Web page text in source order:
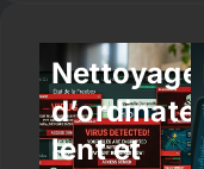
Nettoyage
lent et